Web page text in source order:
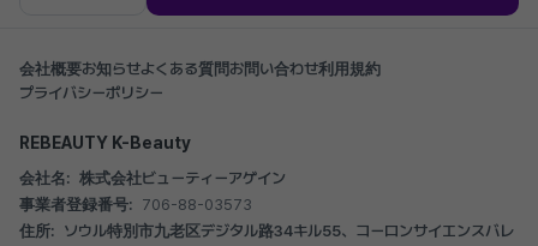
会社概要お知らせよくある質問 お問い合わせ利用規約
プライバシーポリシー
REBEAUTY K-Beauty
会社名: 株式会社ビューティーアゲイン
事業者登録番号: 706-88-03573
住所: ソウル特別市九老区デジタル路34キル55、コーロンサイエンスバレ